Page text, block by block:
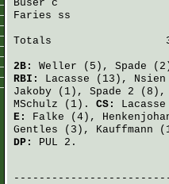
Büser c                  2
Faries ss                3
Totals
2B: Weller (5), Spade
RBI: Lacasse (13), Nsien
Jakoby (1), Spade 2
MSchulz (1). CS: Lacasse
E: Falke (4),
Gentles (3), Kauffmann
DP:
PUL 2.